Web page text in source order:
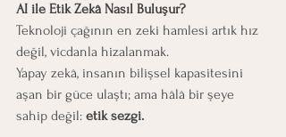
AI ile Etik Zekâ Nasıl Buluşur?
Teknoloji çağının en zeki hamlesi artık hız
değil, vicdanla hizalanmak.
Yapay zekâ, insanın bilişsel kapasitesini
aşan bir güce ulaştı; ama hâlâ bir şeye
sahip değil: etik sezgi.